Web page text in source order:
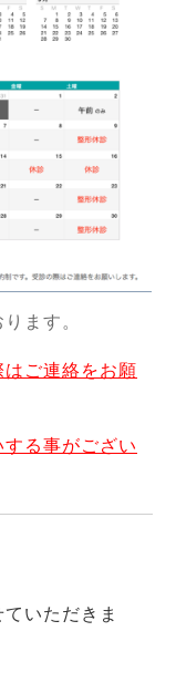
ます。
ご連絡をお願
る事がござい
いただきま